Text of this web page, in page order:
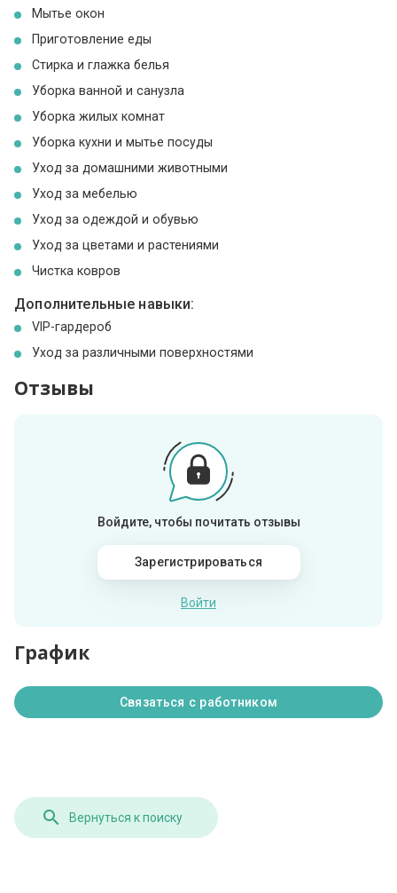
Мытье окон
Приготовление еды
Стирка и глажка белья
Уборка ванной и санузла
Уборка жилых комнат
Уборка кухни и мытье посуды
Уход за домашними животными
Уход за мебелью
Уход за одеждой и обувью
Уход за цветами и растениями
Чистка ковров
Дополнительные навыки:
VIP-гардероб
Уход за различными поверхностями
Отзывы
Войдите, чтобы почитать отзывы
Зарегистрироваться
Войти
График
Связаться с работником
Вернуться к поиску